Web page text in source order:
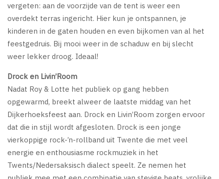
vergeten: aan de voorzijde van de tent is weer een
overdekt terras ingericht. Hier kun je ontspannen, je
kinderen in de gaten houden en even bijkomen van al het
feestgedruis. Bij mooi weer in de schaduw en bij slecht
weer lekker droog. Ideaal!
Drock en Livin’Room
Nadat Roy & Lotte het publiek op gang hebben
opgewarmd, breekt alweer de laatste middag van het
Dijkerhoeksfeest aan. Drock en Livin’Room zorgen ervoor
dat die in stijl wordt afgesloten. Drock is een jonge
vierkoppige rock-’n-rollband uit Twente die met veel
energie en enthousiasme rockmuziek in het
Twents/Nedersaksisch dialect speelt. Ze nemen het